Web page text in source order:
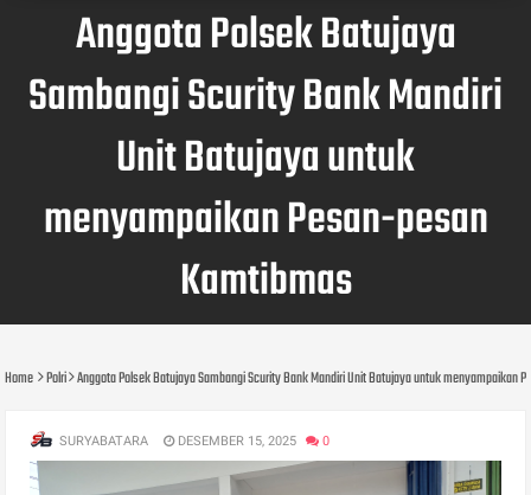
Anggota Polsek Batujaya
Sambangi Scurity Bank Mandiri
Unit Batujaya untuk
menyampaikan Pesan-pesan
Kamtibmas
Home Polri Anggota Polsek Batujaya Sambangi Scurity Bank Mandiri Unit Batujaya untuk menyampaikan
SURYABATARA DESEMBER 15, 2025 0